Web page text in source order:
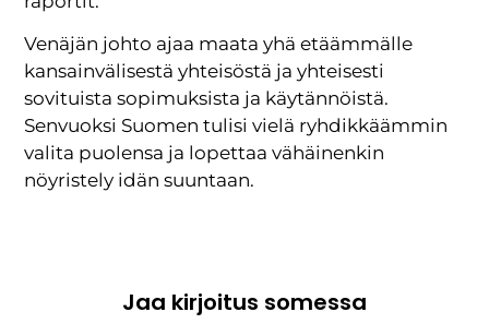
Venäjän johto ajaa maata yhä etäämmälle
kansainvälisestä yhteisöstä ja yhteisesti
sovituista sopimuksista ja käytännöistä.
Senvuoksi Suomen tulisi vielä ryhdikkäämmin
valita puolensa ja lopettaa vähäinenkin
nöyristely idän suuntaan.
Jaa kirjoitus somessa